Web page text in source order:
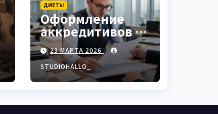
ДИЕТЫ
Оформление
аккредитивов в
международной
торговле
23 МАРТА 2026
STUDIOHALLO_